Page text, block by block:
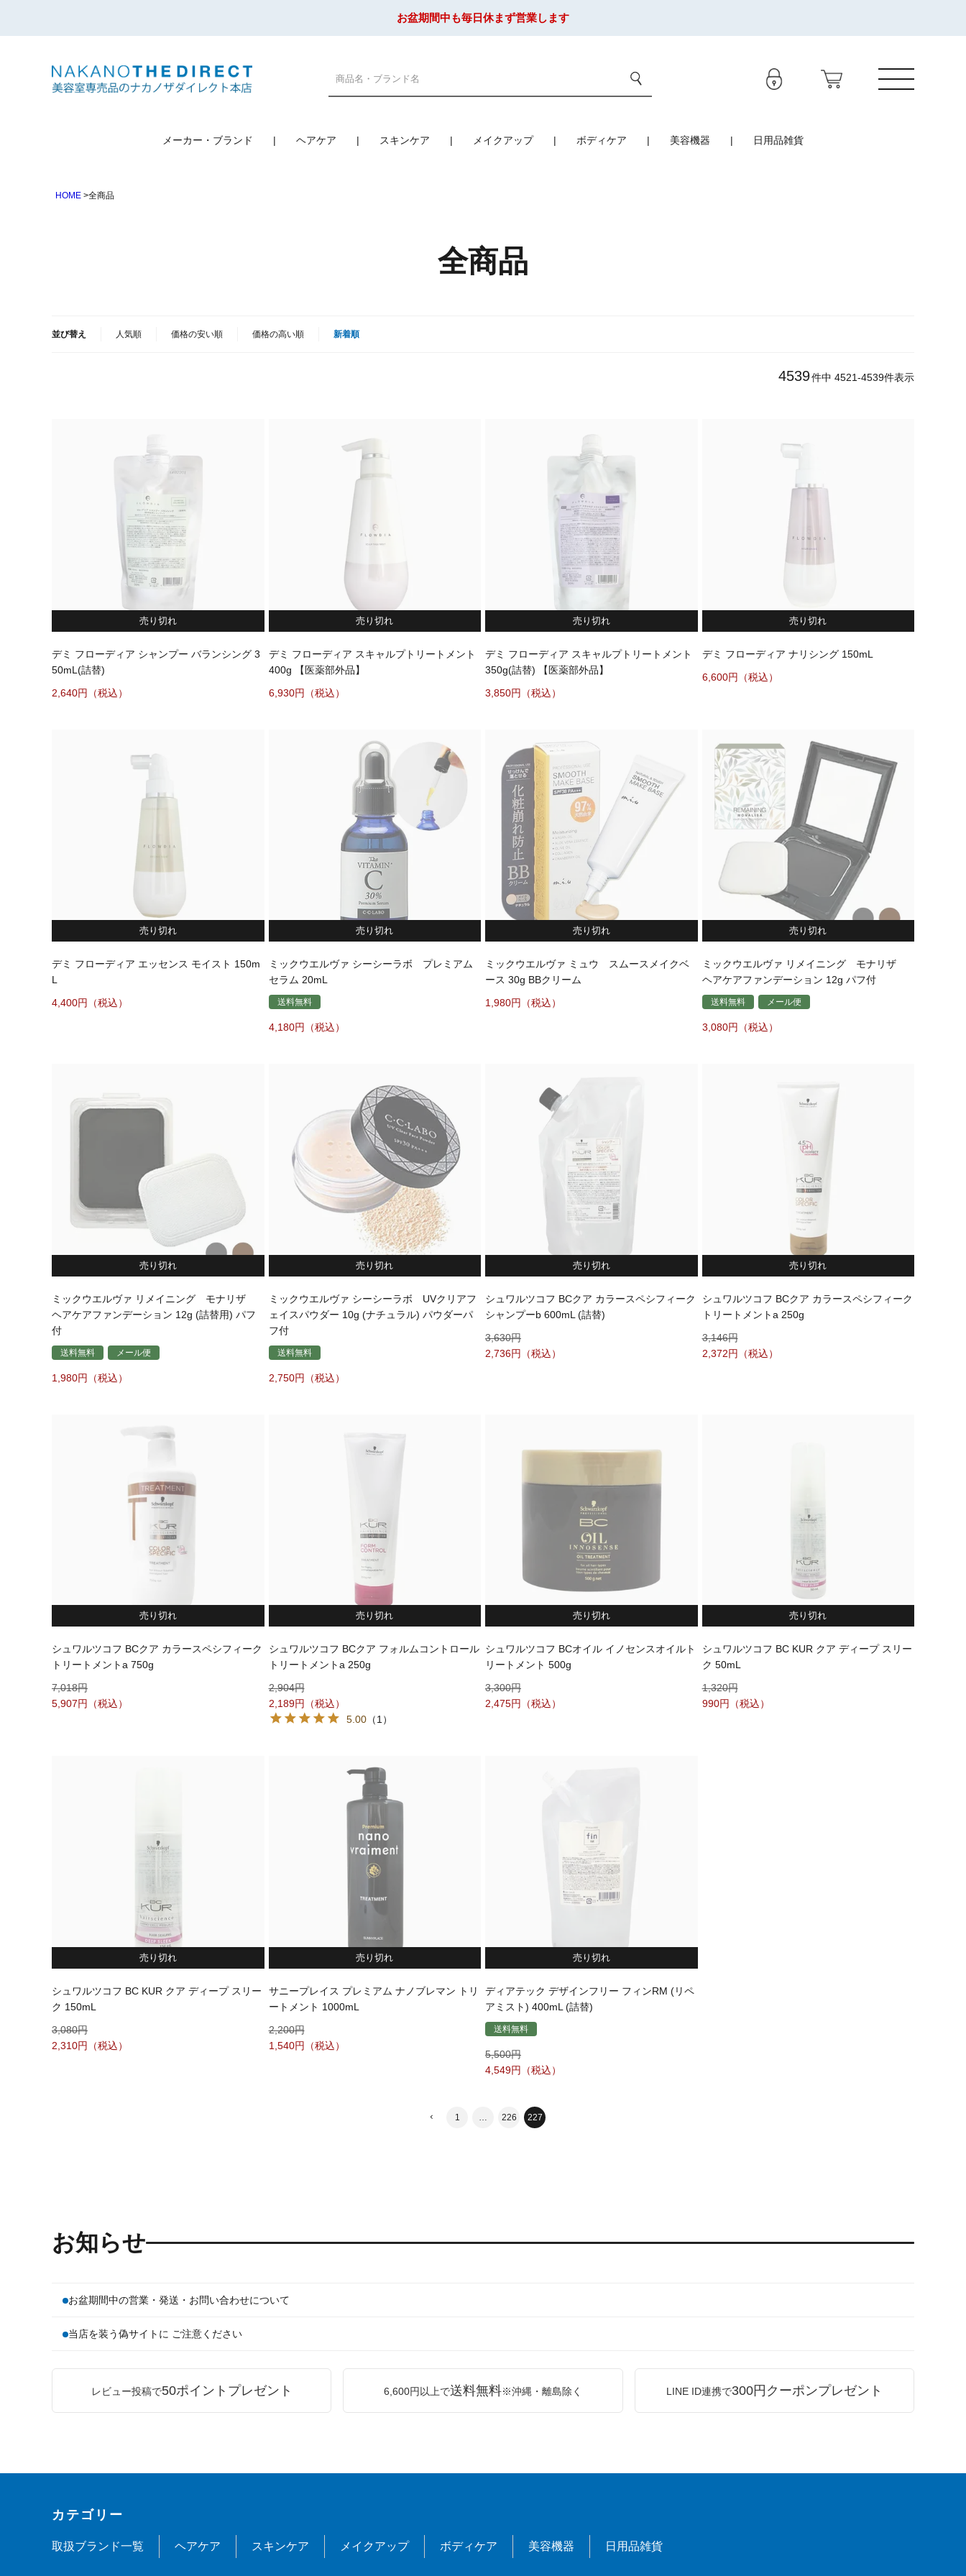
お盆期間中も毎日休まず営業します
メーカー・ブランド ヘアケア スキンケア メイクアップ ボディケア 美容機器 日用品雑貨
HOME 全商品
全商品
並び替え 人気順 価格の安い順 価格の高い順 新着順
4539件中 4521-4539件表示
売り切れ
デミ フローディア シャンプー バランシング 3
50mL(詰替)
2,640
売り切れ
デミ フローディア スキャルプトリートメント
400g 【医薬部外品】
6,930
売り切れ
デミ フローディア スキャルプトリートメント
350g(詰替) 【医薬部外品】
3,850
売り切れ
デミ フローディア ナリシング 150mL
6,600
売り切れ
デミ フローディア エッセンス モイスト 150m
L
4,400
売り切れ
ミックウエルヴァ シーシーラボ プレミアム
セラム 20mL
送料無料
4,180
売り切れ
ミックウエルヴァ ミュウ スムースメイクベ
ース 30g BBクリーム
1,980
売り切れ
ミックウエルヴァ リメイニング モナリザ
ヘアケアファンデーション 12g パフ付
送料無料 メール便
3,080
売り切れ
ミックウエルヴァ リメイニング モナリザ
ヘアケアファンデーション 12g (詰替用) パフ
付
送料無料 メール便
1,980
売り切れ
ミックウエルヴァ シーシーラボ UVクリアフ
ェイスパウダー 10g (ナチュラル) パウダーパ
フ付
送料無料
2,750
売り切れ
シュワルツコフ BCクア カラースペシフィーク
シャンプーb 600mL (詰替)
3,630
2,736
売り切れ
シュワルツコフ BCクア カラースペシフィーク
トリートメントa 250g
3,146
2,372
売り切れ
シュワルツコフ BCクア カラースペシフィーク
トリートメントa 750g
7,018
5,907
売り切れ
シュワルツコフ BCクア フォルムコントロール
トリートメントa 250g
2,904
2,189
5.00（1）
売り切れ
シュワルツコフ BCオイル イノセンスオイルト
リートメント 500g
3,300
2,475
売り切れ
シュワルツコフ BC KUR クア ディープ スリー
ク 50mL
1,320
990
売り切れ
シュワルツコフ BC KUR クア ディープ スリー
ク 150mL
3,080
2,310
売り切れ
サニープレイス プレミアム ナノブレマン トリ
ートメント 1000mL
2,200
1,540
売り切れ
ディアテック デザインフリー フィンRM (リペ
アミスト) 400mL (詰替)
送料無料
5,500
4,549
1 226 227
お知らせ
お盆期間中の営業・発送・お問い合わせについて
当店を装う偽サイトに ご注意ください
レビュー投稿で50ポイントプレゼント 6,600円以上で送料無料※沖縄・離島除く LINE ID連携で300円クーポンプレゼント
カテゴリー
取扱ブランド一覧 ヘアケア スキンケア メイクアップ ボディケア 美容機器 日用品雑貨